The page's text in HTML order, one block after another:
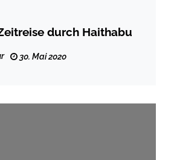
durch Haithabu
30. Mai 2020